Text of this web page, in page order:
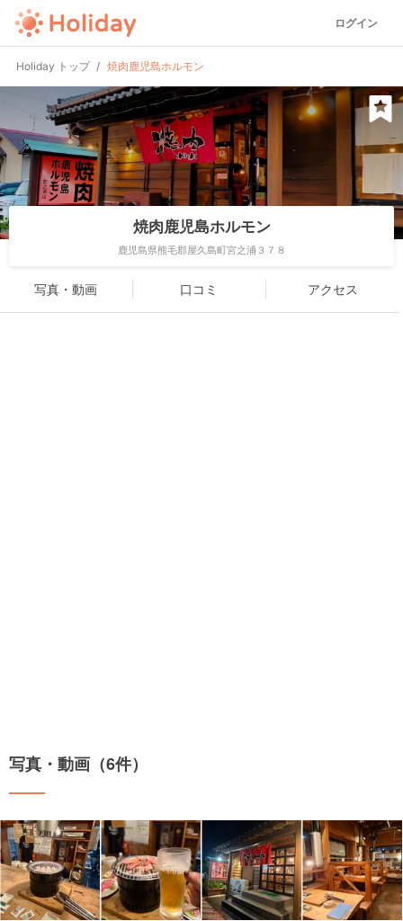
ログイン
Holiday トップ 焼肉鹿児島ホルモン
焼肉鹿児島ホルモン
鹿児島県熊毛郡屋久島町宮之浦３７８
写真・動画 口コミ アクセス
写真・動画（6件）